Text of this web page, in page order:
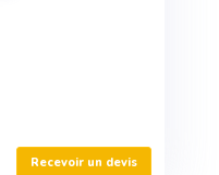
Recevoir un devis